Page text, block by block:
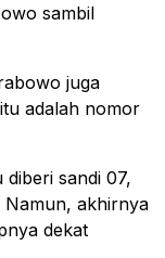
sambil
juga
adalah nomor
sandi 07,
Namun, akhirnya
dekat